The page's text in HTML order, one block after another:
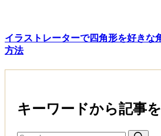
イラストレーターで四角形を好きな
方法
キーワードから記事